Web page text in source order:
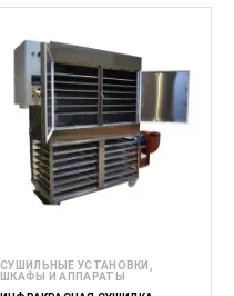
СУШИЛЬНЫЕ УСТАНОВКИ,
ШКАФЫ И АППАРАТЫ